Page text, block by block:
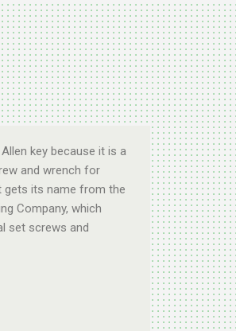
key because it is a
and wrench for
gets its name from the
Company, which
set screws and